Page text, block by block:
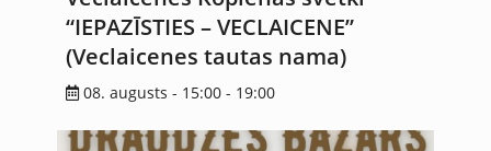
“IEPAZĪSTIES – VECLAICENE”
(Veclaicenes tautas nama)
08. augusts - 15:00 - 19:00